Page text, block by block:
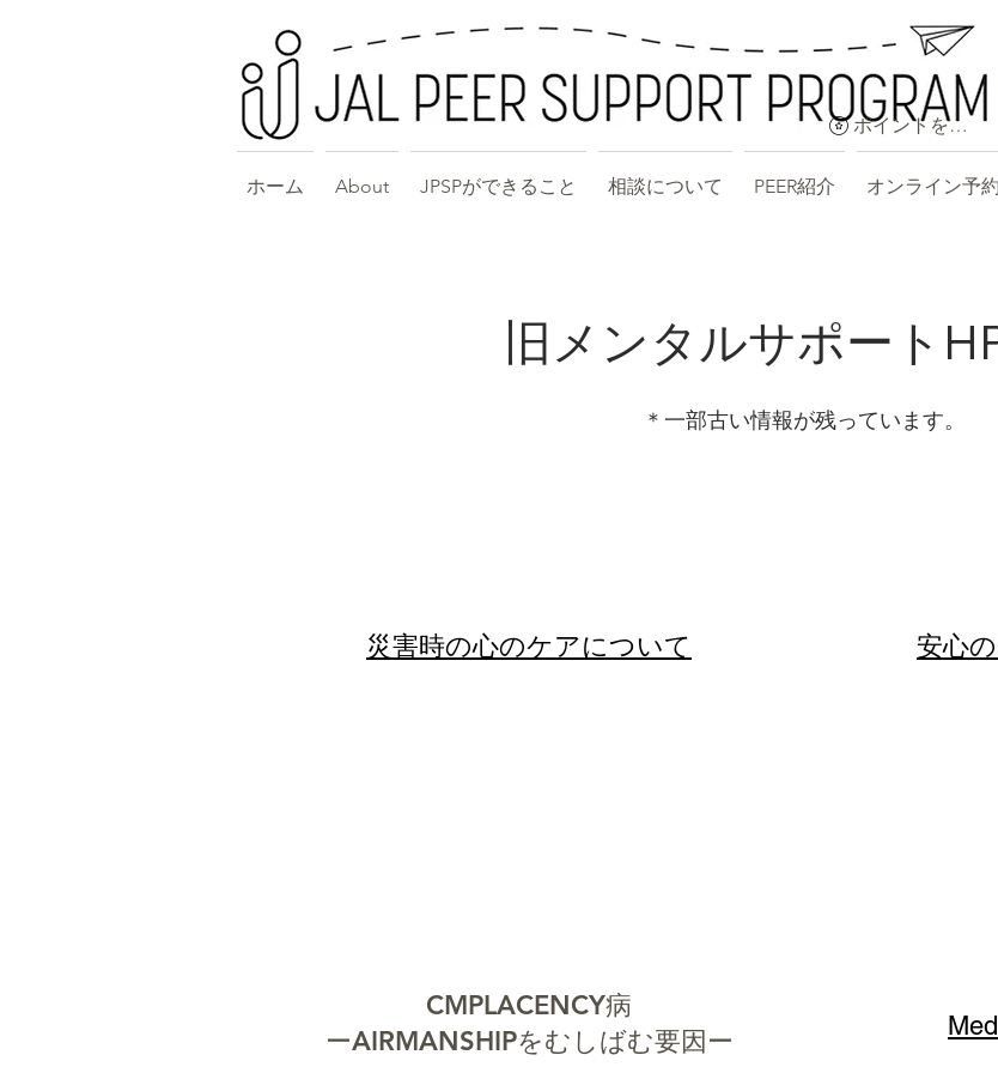
ホーム About JPSPができること 相談について PEER紹介 オンライン予約
ポイントを表示
旧メンタルサポート
​​＊一部古い情報が残っています。
​災害時の心のケアについて 安心
CMPLACENCY病
ーAIRMANSHIPをむしばむ要因ー